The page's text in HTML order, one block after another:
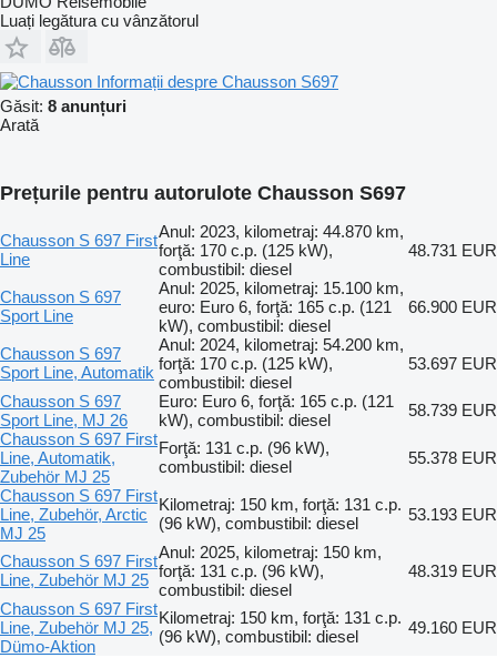
Luați legătura cu vânzătorul
Informații despre Chausson S697
Găsit: 8 anunțuri
Arată
Prețurile pentru autorulote Chausson S697
Chausson S 697 First
Line
Anul: 2023, kilometraj: 44.870 km,
forţă: 170 c.p. (125 kW),
combustibil: diesel
48.731 EUR
Chausson S 697
Sport Line
Anul: 2025, kilometraj: 15.100 km,
euro: Euro 6, forţă: 165 c.p. (121
kW), combustibil: diesel
66.900 EUR
Chausson S 697
Sport Line, Automatik
Anul: 2024, kilometraj: 54.200 km,
forţă: 170 c.p. (125 kW),
combustibil: diesel
53.697 EUR
Chausson S 697
Sport Line, MJ 26
Euro: Euro 6, forţă: 165 c.p. (121
kW), combustibil: diesel
58.739 EUR
Chausson S 697 First
Line, Automatik,
Zubehör MJ 25
Forţă: 131 c.p. (96 kW),
combustibil: diesel
55.378 EUR
Chausson S 697 First
Line, Zubehör, Arctic
MJ 25
Kilometraj: 150 km, forţă: 131 c.p.
(96 kW), combustibil: diesel
53.193 EUR
Chausson S 697 First
Line, Zubehör MJ 25
Anul: 2025, kilometraj: 150 km,
forţă: 131 c.p. (96 kW),
combustibil: diesel
48.319 EUR
Chausson S 697 First
Line, Zubehör MJ 25,
Dümo-Aktion
Kilometraj: 150 km, forţă: 131 c.p.
(96 kW), combustibil: diesel
49.160 EUR